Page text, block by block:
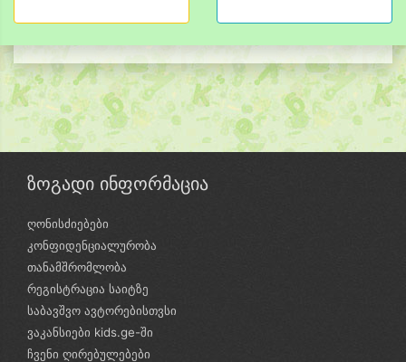
ზოგადი ინფორმაცია
ღონისძიებები
კონფიდენციალურობა
თანამშრომლობა
რეგისტრაცია საიტზე
საბავშვო ავტორებისთვსი
ვაკანსიები kids.ge-ში
ჩვენი ღირებულებები